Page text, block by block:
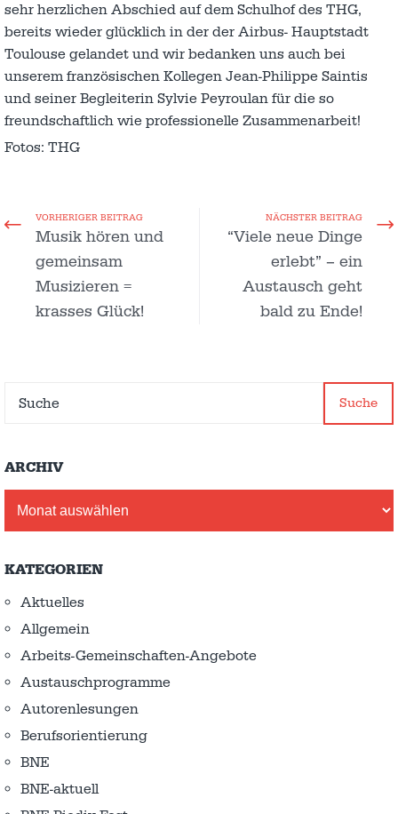
sehr herzlichen Abschied auf dem Schulhof des THG,
bereits wieder glücklich in der der Airbus- Hauptstadt
Toulouse gelandet und wir bedanken uns auch bei
unserem französischen Kollegen Jean-Philippe Saintis
und seiner Begleiterin Sylvie Peyroulan für die so
freundschaftlich wie professionelle Zusammenarbeit!
Fotos: THG
VORHERIGER BEITRAG
Musik hören und
gemeinsam
Musizieren =
krasses Glück!
NÄCHSTER BEITRAG
“Viele neue Dinge
erlebt” – ein
Austausch geht
bald zu Ende!
Suche
ARCHIV
KATEGORIEN
Aktuelles
Allgemein
Arbeits-Gemeinschaften-Angebote
Austausch­programme
Autorenlesungen
Berufsorientierung
BNE
BNE-aktuell